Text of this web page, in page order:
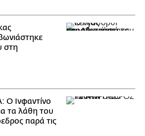
στη
Ο Ινφαντίνο
τα λάθη του
παρά τις